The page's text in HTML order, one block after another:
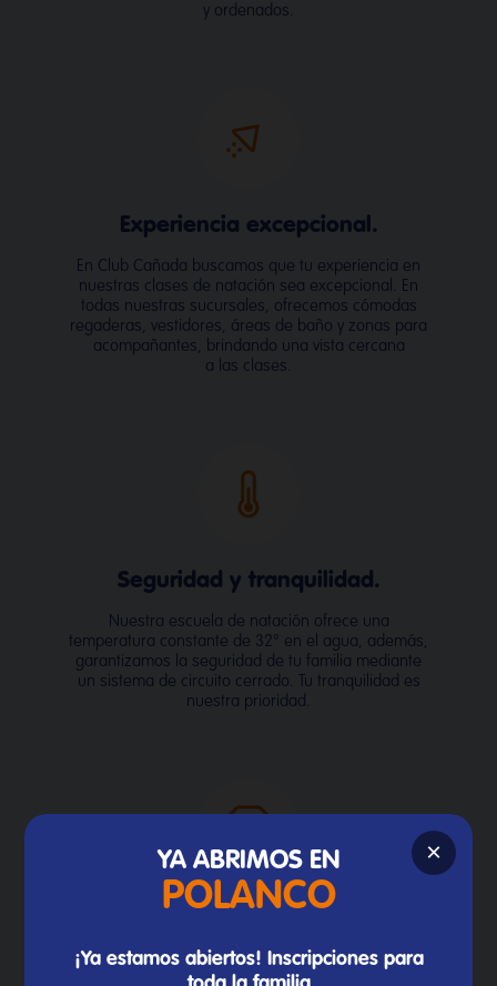
y ordenados.
Experiencia excepcional.
En Club Cañada buscamos que tu experiencia en
nuestras clases de natación sea excepcional. En
todas nuestras sucursales, ofrecemos cómodas
regaderas, vestidores, áreas de baño y zonas para
acompañantes, brindando una vista cercana
a las clases.
Seguridad y tranquilidad.
Nuestra escuela de natación ofrece una
temperatura constante de 32° en el agua, además,
garantizamos la seguridad de tu familia mediante
un sistema de circuito cerrado. Tu tranquilidad es
nuestra prioridad.
comenzar.
×
YA ABRIMOS EN
POLANCO
¡Ya estamos abiertos! Inscripciones para